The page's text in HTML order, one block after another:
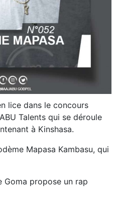
lice dans le concours
Talents qui se déroule
à Kinshasa.
Mapasa Kambasu, qui
Goma propose un rap